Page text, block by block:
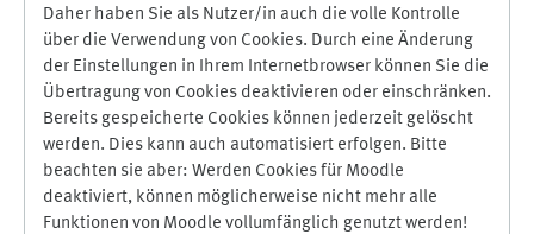
Daher haben Sie als Nutzer/in auch die volle Kontrolle
über die Verwendung von Cookies. Durch eine Änderung
der Einstellungen in Ihrem Internetbrowser können Sie die
Übertragung von Cookies deaktivieren oder einschränken.
Bereits gespeicherte Cookies können jederzeit gelöscht
werden. Dies kann auch automatisiert erfolgen. Bitte
beachten sie aber: Werden Cookies für Moodle
deaktiviert, können möglicherweise nicht mehr alle
Funktionen von Moodle vollumfänglich genutzt werden!